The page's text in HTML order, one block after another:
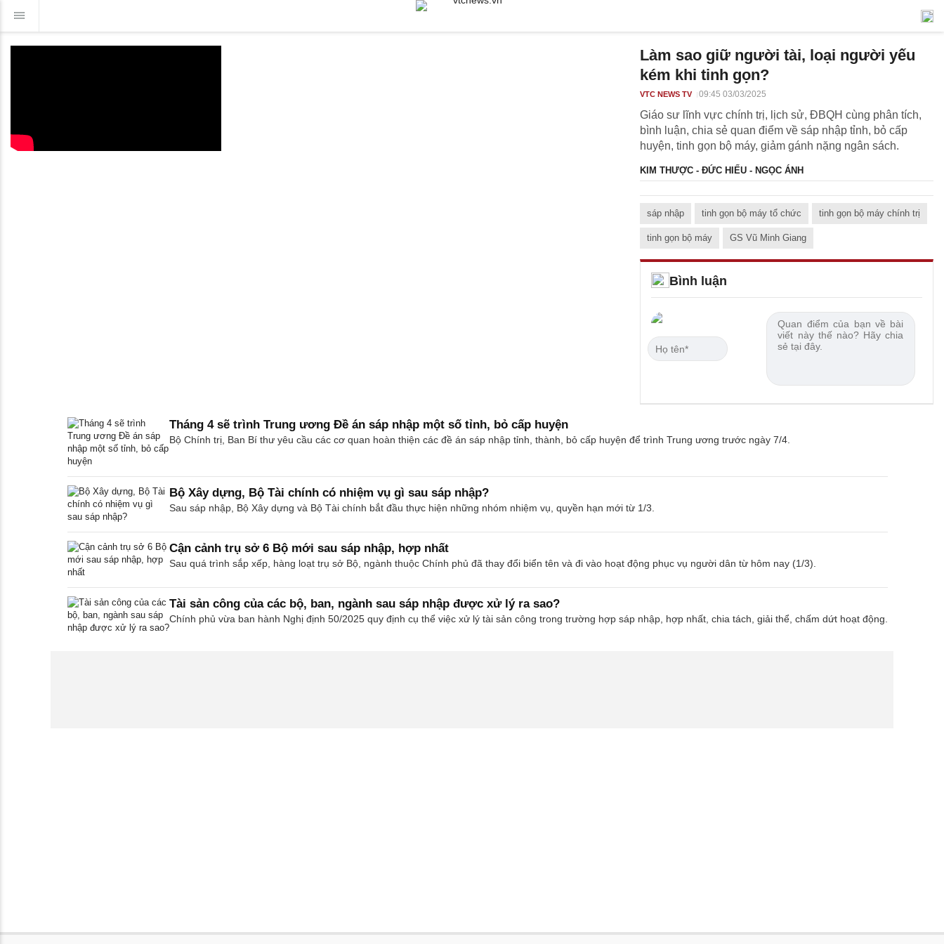
Làm sao giữ người tài, loại người yếu
kém khi tinh gọn?
VTC NEWS TV 09:45 03/03/2025
Giáo sư lĩnh vực chính trị, lịch sử, ĐBQH cùng phân tích,
bình luận, chia sẻ quan điểm về sáp nhập tỉnh, bỏ cấp
huyện, tinh gọn bộ máy, giảm gánh nặng ngân sách.
KIM THƯỢC - ĐỨC HIẾU - NGỌC ÁNH
sáp nhập tinh gọn bộ máy tổ chức tinh gọn bộ máy chính trị
tinh gọn bộ máy GS Vũ Minh Giang
Bình luận
Tháng 4 sẽ trình Trung ương Đề án sáp nhập một số tỉnh, bỏ cấp huyện
Bộ Chính trị, Ban Bí thư yêu cầu các cơ quan hoàn thiện các đề án sáp nhập tỉnh, thành, bỏ cấp huyện để trình Trung ương trước ngày 7/4.
Bộ Xây dựng, Bộ Tài chính có nhiệm vụ gì sau sáp nhập?
Sau sáp nhập, Bộ Xây dựng và Bộ Tài chính bắt đầu thực hiện những nhóm nhiệm vụ, quyền hạn mới từ 1/3.
Cận cảnh trụ sở 6 Bộ mới sau sáp nhập, hợp nhất
Sau quá trình sắp xếp, hàng loạt trụ sở Bộ, ngành thuộc Chính phủ đã thay đổi biển tên và đi vào hoạt động phục vụ người dân từ hôm nay (1/3).
Tài sản công của các bộ, ban, ngành sau sáp nhập được xử lý ra sao?
Chính phủ vừa ban hành Nghị định 50/2025 quy định cụ thể việc xử lý tài sản công trong trường hợp sáp nhập, hợp nhất, chia tách, giải thể, chấm dứt hoạt động.